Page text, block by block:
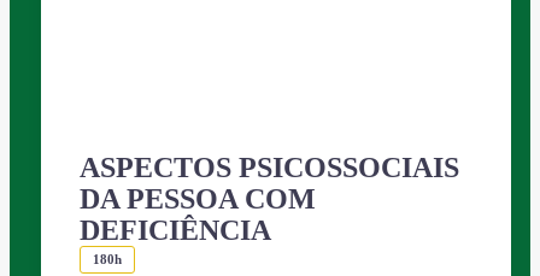
ASPECTOS PSICOSSOCIAIS
DA PESSOA COM
DEFICIÊNCIA
180h